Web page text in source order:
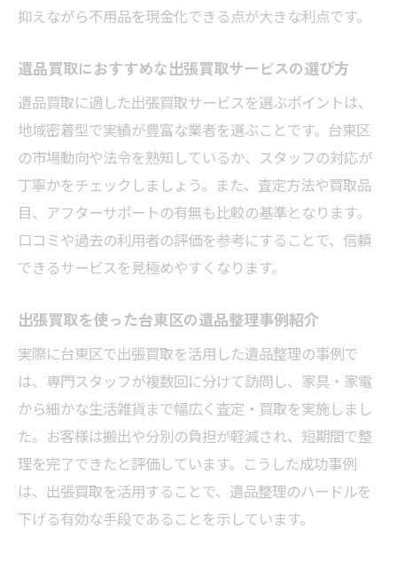
由
遺品買取おすすめサービスの活用方法
出張買取で家電や家具の処分もスムーズに
出張買取の危険を避ける業者選びのコツ
遺品整理と出張買取の安心な流れを紹介
遺品整理に役立つ台東区の出張買取サービス
台東区で利用できる出張買取の特徴と流れ
遺品整理を効率化する出張買取サービスの
み
出張買取サービスで不用品買取も簡単に
口コミで高評価の出張買取サービスを探す
方法
遺品整理に適した出張買取の活用事例
東京都台東区での遺品整理に便利な出張買取
抑えながら不用品を現金化できる点が大きな利点です。
遺品買取におすすめな出張買取サービスの選び方
遺品買取に適した出張買取サービスを選ぶポイントは、
地域密着型で実績が豊富な業者を選ぶことです。台東区
の市場動向や法令を熟知しているか、スタッフの対応が
丁寧かをチェックしましょう。また、査定方法や買取品
目、アフターサポートの有無も比較の基準となります。
口コミや過去の利用者の評価を参考にすることで、信頼
できるサービスを見極めやすくなります。
出張買取を使った台東区の遺品整理事例紹介
実際に台東区で出張買取を活用した遺品整理の事例で
は、専門スタッフが複数回に分けて訪問し、家具・家電
から細かな生活雑貨まで幅広く査定・買取を実施しまし
た。お客様は搬出や分別の負担が軽減され、短期間で整
理を完了できたと評価しています。こうした成功事例
は、出張買取を活用することで、遺品整理のハードルを
下げる有効な手段であることを示しています。